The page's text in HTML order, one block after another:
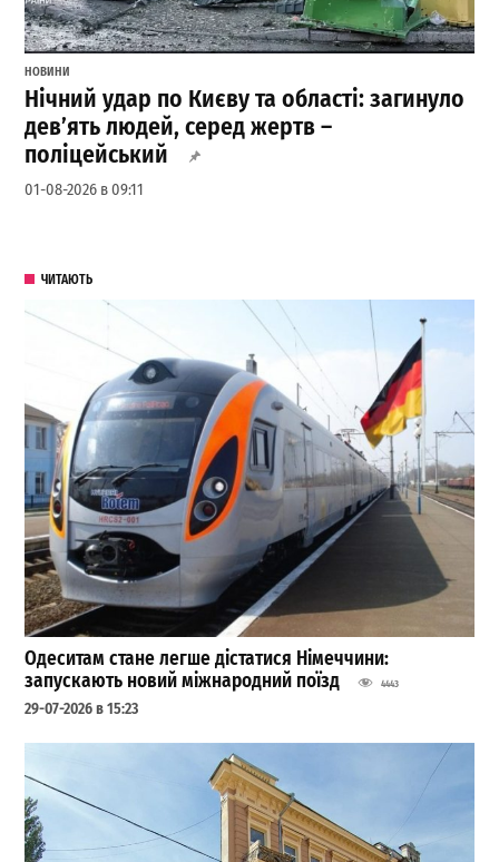
НОВИНИ
Нічний удар по Києву та області: загинуло
дев’ять людей, серед жертв –
поліцейський
01-08-2026 в 09:11
ЧИТАЮТЬ
Одеситам стане легше дістатися Німеччини:
запускають новий міжнародний поїзд
4443
29-07-2026 в 15:23